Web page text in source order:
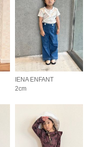
IENA ENFANT
2cm